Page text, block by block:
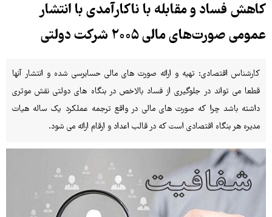
کاهش فساد و مقابله با ناکارآمدی با انتشار
عمومی صورت‌های مالی ۲۰۰۵ شرکت دولتی
کارشناس اقتصادی: تهیه و ارائه صورت های مالی حسابرسی شده و انتشار آنها
قطعا می تواند در جلوگیری از فساد بالاخص در بنگاه های دولتی نقش موثری
داشته باشد چرا که صورت های مالی در واقع ترجمه عملکرد یک ساله هیات
مدیره هر بنگاه اقتصادی است که در قالب اعداد و ارقام ارائه می شود.